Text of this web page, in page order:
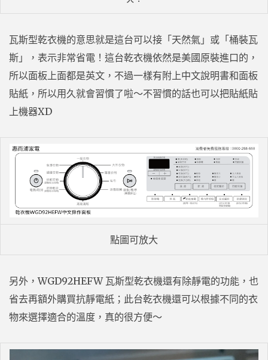
瓦斯型乾衣機的意思就是這台可以接「天然氣」或「桶裝瓦
斯」，表示非常省電！這台乾衣機依然是美國原裝進口的，
所以面板上面都是英文，不過一樣有附上中文說明書和面板
貼紙，所以用久就會習慣了啦～不習慣的話也可以把貼紙貼
上機器XD
點圖可放大
另外，WGD92HEFW 瓦斯型乾衣機還有除靜電的功能，也
省去再額外購買抗靜電紙；此台乾衣機還可以根據不同的衣
物來選擇適合的溫度，真的很方便～